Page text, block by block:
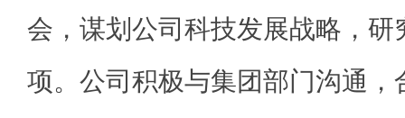
会，谋划公司科技发展战略，研
项。公司积极与集团部门沟通，